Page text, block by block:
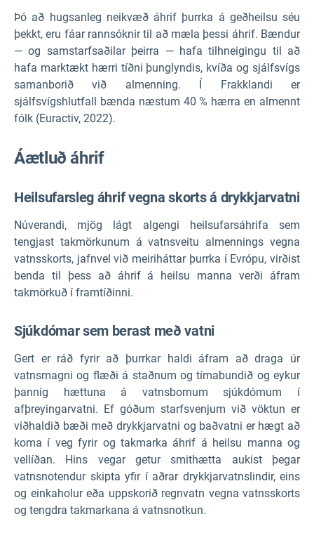
Þó að hugsanleg neikvæð áhrif þurrka á geðheilsu séu
þekkt, eru fáar rannsóknir til að mæla þessi áhrif. Bændur
— og samstarfsaðilar þeirra — hafa tilhneigingu til að
hafa marktækt hærri tíðni þunglyndis, kvíða og sjálfsvígs
samanborið við almenning. Í Frakklandi er
sjálfsvígshlutfall bænda næstum 40 % hærra en almennt
fólk (Euractiv, 2022).
Áætluð áhrif
Heilsufarsleg áhrif vegna skorts á drykkjarvatni
Núverandi, mjög lágt algengi heilsufarsáhrifa sem
tengjast takmörkunum á vatnsveitu almennings vegna
vatnsskorts, jafnvel við meiriháttar þurrka í Evrópu, virðist
benda til þess að áhrif á heilsu manna verði áfram
takmörkuð í framtíðinni.
Sjúkdómar sem berast með vatni
Gert er ráð fyrir að þurrkar haldi áfram að draga úr
vatnsmagni og flæði á staðnum og tímabundið og eykur
þannig hættuna á vatnsbornum sjúkdómum í
afþreyingarvatni. Ef góðum starfsvenjum við vöktun er
viðhaldið bæði með drykkjarvatni og baðvatni er hægt að
koma í veg fyrir og takmarka áhrif á heilsu manna og
vellíðan. Hins vegar getur smithætta aukist þegar
vatnsnotendur skipta yfir í aðrar drykkjarvatnslindir, eins
og einkaholur eða uppskorið regnvatn vegna vatnsskorts
og tengdra takmarkana á vatnsnotkun.